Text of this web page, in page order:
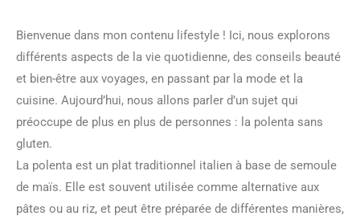
Bienvenue dans mon contenu lifestyle ! Ici, nous explorons
différents aspects de la vie quotidienne, des conseils beauté
et bien-être aux voyages, en passant par la mode et la
cuisine. Aujourd’hui, nous allons parler d’un sujet qui
préoccupe de plus en plus de personnes : la polenta sans
gluten.
La polenta est un plat traditionnel italien à base de semoule
de maïs. Elle est souvent utilisée comme alternative aux
pâtes ou au riz, et peut être préparée de différentes manières,